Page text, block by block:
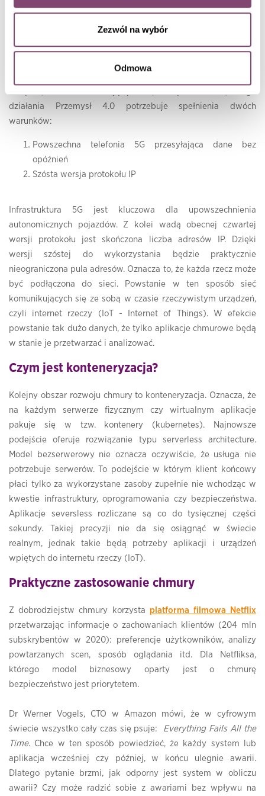
Zezwól na wybór
Odmowa
zadań i tempo procesów ludzie nie są w stanie dokonywać
zmian. Potrzebne są rozwiązywania automatycznie.
Cloud computing a Przemysł 4.0
działania Przemysł 4.0 potrzebuje spełnienia dwóch
warunków:
Powszechna telefonia 5G przesyłająca dane bez
opóźnień
Szósta wersja protokołu IP
Infrastruktura 5G jest kluczowa dla upowszechnienia
autonomicznych pojazdów. Z kolei wadą obecnej czwartej
wersji protokołu jest skończona liczba adresów IP. Dzięki
wersji szóstej do wykorzystania będzie praktycznie
nieograniczona pula adresów. Oznacza to, że każda rzecz może
być podłączona do sieci. Powstanie w ten sposób sieć
komunikujących się ze sobą w czasie rzeczywistym urządzeń,
czyli internet rzeczy (IoT - Internet of Things). W efekcie
powstanie tak dużo danych, że tylko aplikacje chmurowe będą
w stanie je przetwarzać i analizować.
Czym jest konteneryzacja?
Kolejny obszar rozwoju chmury to konteneryzacja. Oznacza, że
na każdym serwerze fizycznym czy wirtualnym aplikacje
pakuje się w tzw. kontenery (kubernetes). Najnowsze
podejście oferuje rozwiązanie typu serverless architecture.
Model bezserwerowy nie oznacza oczywiście, że usługa nie
potrzebuje serwerów. To podejście w którym klient końcowy
płaci tylko za wykorzystane zasoby zupełnie nie wchodząc w
kwestie infrastruktury, oprogramowania czy bezpieczeństwa.
Aplikacje seversless rozliczane są co do tysięcznej części
sekundy. Takiej precyzji nie da się osiągnąć w świecie
realnym, jednak takie będą potrzeby aplikacji i urządzeń
wpiętych do internetu rzeczy (IoT).
Praktyczne zastosowanie chmury
Z dobrodziejstw chmury korzysta platforma filmowa Netflix
przetwarzając informacje o zachowaniach klientów (204 mln
subskrybentów w 2020): preferencje użytkowników, analizy
powtarzanych scen, sposób oglądania itd. Dla Netfliksa,
którego model biznesowy oparty jest o chmurę
bezpieczeństwo jest priorytetem.
Dr Werner Vogels, CTO w Amazon mówi, że w cyfrowym
świecie wszystko cały czas się psuje: Everything Fails All the
Time. Chce w ten sposób powiedzieć, że każdy system lub
aplikacja wcześniej czy później, w końcu ulegnie awarii.
Dlatego pytanie brzmi, jak odporny jest system w obliczu
awarii? Czy może radzić sobie z awariami bez wpływu na